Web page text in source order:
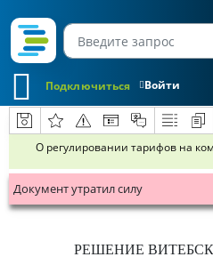
Войти
Подключиться
О регулировании тарифов на
Документ утратил силу
РЕШЕНИЕ